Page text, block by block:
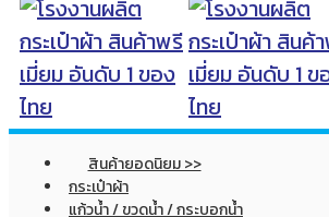
สินค้ายอดนิยม >>
กระเป๋าผ้า
แก้วน้ำ / ขวดน้ำ / กระบอกน้ำ